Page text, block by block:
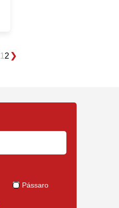
1 2
Pássaro